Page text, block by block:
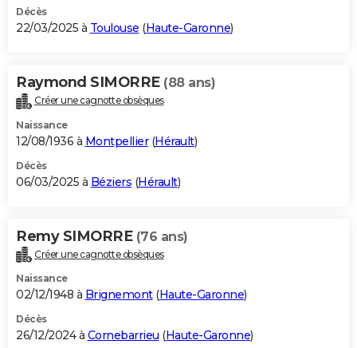
Décès
22/03/2025 à Toulouse (Haute-Garonne)
Raymond SIMORRE (88 ans)
Créer une cagnotte obsèques
Naissance
12/08/1936 à Montpellier(Hérault)
Décès
06/03/2025 à Béziers (Hérault)
Remy SIMORRE (76 ans)
Créer une cagnotte obsèques
Naissance
02/12/1948 à Brignemont(Haute-Garonne)
Décès
26/12/2024 à Cornebarrieu (Haute-Garonne)